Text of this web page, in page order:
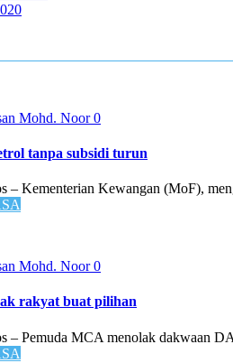
Mohd. Noor0
tanpa subsidi turun
– Kementerian Kewangan (MoF),
Mohd. Noor0
rakyat buat pilihan
– Pemuda MCA menolak dakwaan